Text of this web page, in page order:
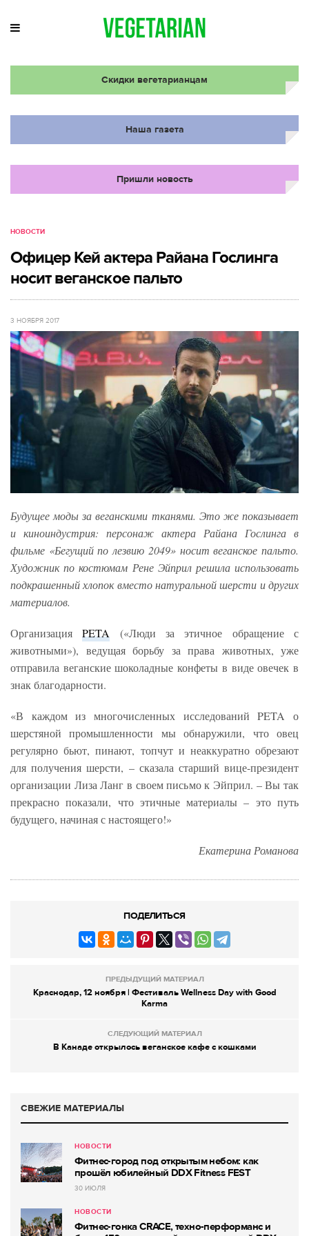
Скидки вегетарианцам
Наша газета
Пришли новость
НОВОСТИ
Офицер Кей актера Райана Гослинга
носит веганское пальто
3 НОЯБРЯ 2017
Будущее моды за веганскими тканями. Это же показывает
и киноиндустрия: персонаж актера Райана Гослинга в
фильме «Бегущий по лезвию 2049» носит веганское пальто.
Художник по костюмам Рене Эйприл решила использовать
подкрашенный хлопок вместо натуральной шерсти и других
материалов.
ОрганизацияPETA («Люди за этичное обращение с
животными»), ведущая борьбу за права животных, уже
отправила веганские шоколадные конфеты в виде овечек в
знак благодарности.
«В каждом из многочисленных исследований PETA о
шерстяной промышленности мы обнаружили, что овец
регулярно бьют, пинают, топчут и неаккуратно обрезают
для получения шерсти, – сказала старший вице-президент
организации Лиза Ланг в своем письмо к Эйприл. – Вы так
прекрасно показали, что этичные материалы – это путь
будущего, начиная с настоящего!»
Екатерина Романова
ПОДЕЛИТЬСЯ
ПРЕДЫДУЩИЙ МАТЕРИАЛ
Краснодар, 12 ноября | Фестиваль Wellness Day with Good
Karma
СЛЕДУЮЩИЙ МАТЕРИАЛ
В Канаде открылось веганское кафе с кошками
СВЕЖИЕ МАТЕРИАЛЫ
НОВОСТИ
Фитнес-город под открытым небом: как
прошёл юбилейный DDX Fitness FEST
30 ИЮЛЯ
НОВОСТИ
Фитнес-гонка CRACE, техно-перформанс и